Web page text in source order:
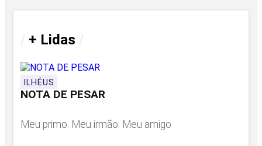
+ Lidas
ILHÉUS
NOTA DE PESAR
Meu primo. Meu irmão. Meu amigo